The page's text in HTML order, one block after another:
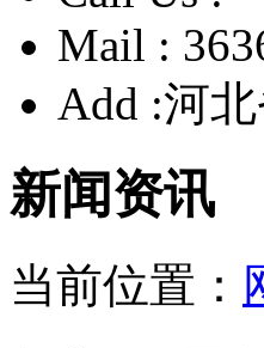
Mail :
Add :河
新闻资讯
当前位置：